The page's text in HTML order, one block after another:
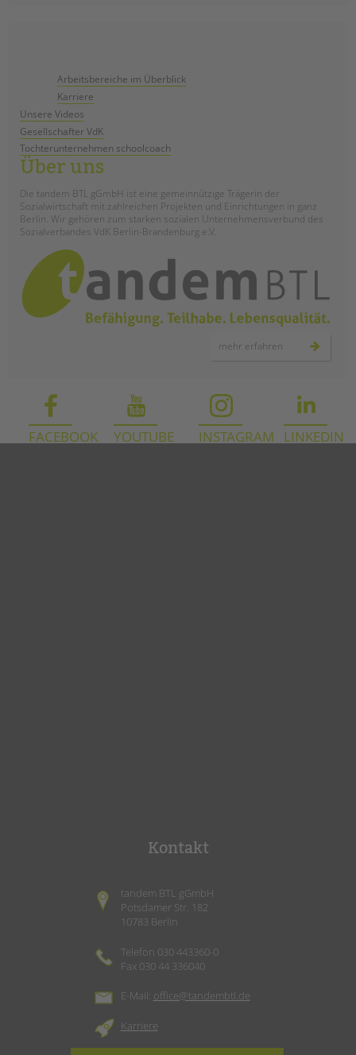
Arbeitsbereiche im Überblick
Karriere
Unsere Videos
Gesellschafter VdK
Tochterunternehmen schoolcoach
Über uns
Die tandem BTL gGmbH ist eine gemeinnützige Trägerin der
Sozialwirtschaft mit zahlreichen Projekten und Einrichtungen in ganz
Berlin. Wir gehören zum starken sozialen Unternehmensverbund des
Sozialverbandes VdK Berlin-Brandenburg e.V.
mehr erfahren
überspringen
FACEBOOK YOUTUBE INSTAGRAM LINKEDIN
Kontakt
tandem BTL gGmbH
Potsdamer Str. 182
10783 Berlin
Telefon 030 443360-0
Fax 030 44 336040
E-Mail: office@tandembtl.de
Karriere